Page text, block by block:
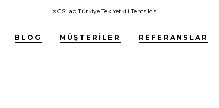
XGSLab Türkiye Tek Yetkili Temsilcisi
BLOG MÜŞTERILER REFERANSLAR